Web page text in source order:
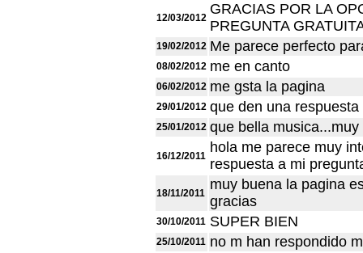
12/03/2012
GRACIAS POR LA
PREGUNTA
19/02/2012 Me parece perfecto
08/02/2012 me en canto
06/02/2012 me gsta la pagina
29/01/2012 que den una respuesta
25/01/2012 que bella
16/12/2011
hola me parece muy
respuesta a mi
18/11/2011
muy buena la pagina
gracias
30/10/2011 SUPER BIEN
25/10/2011 no m han respondido